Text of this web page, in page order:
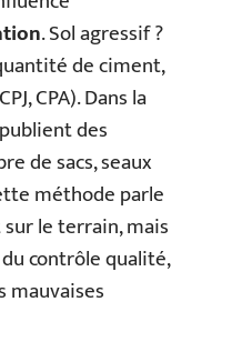
. Sol agressif ?
de ciment,
CPA). Dans la
des
de sacs, seaux
méthode parle
le terrain, mais
contrôle qualité,
mauvaises